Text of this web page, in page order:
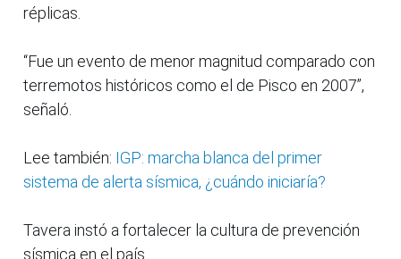
réplicas.
“Fue un evento de menor magnitud comparado con
terremotos históricos como el de Pisco en 2007”,
señaló.
Lee también: IGP: marcha blanca del primer
sistema de alerta sísmica, ¿cuándo iniciaría?
Tavera instó a fortalecer la cultura de prevención
sísmica en el país.